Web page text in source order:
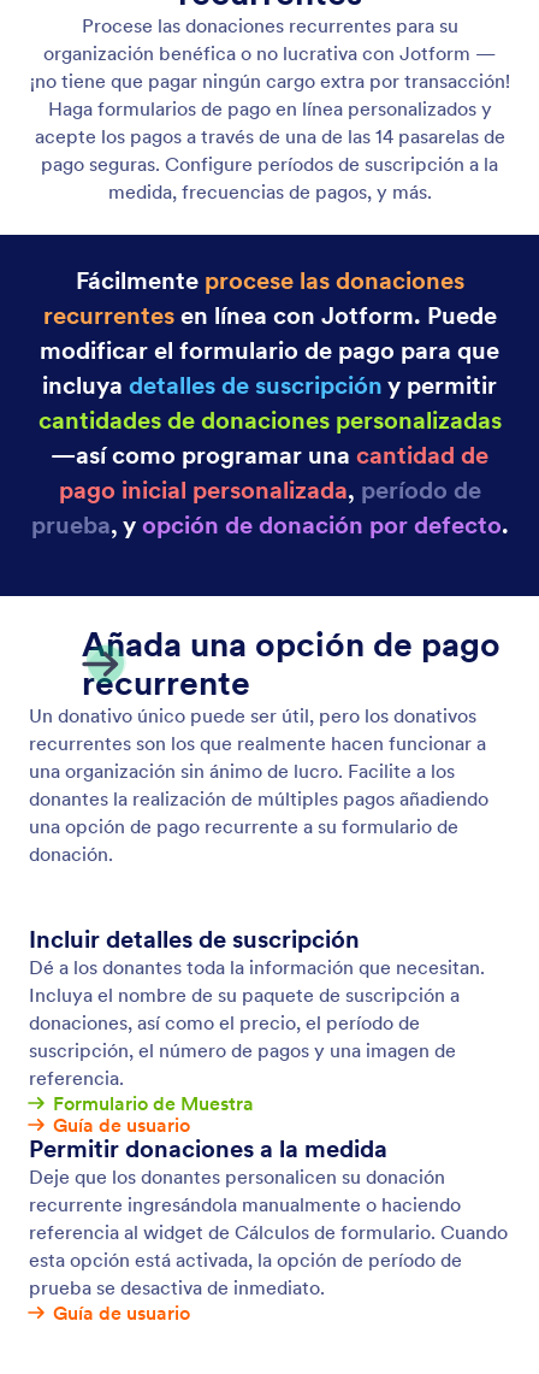
Pasarelas de Pago
Recopile el pago mediante formularios utilizando las
integraciones de pasarela de pago de Jotform.
Orden de Compra
Recaudar donaciones